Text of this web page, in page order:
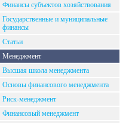
Финансы субъектов хозяйствования
Государственные и муниципальные
финансы
Статьи
Менеджмент
Высшая школа менеджмента
Основы финансового менеджмента
Риск-менеджмент
Финансовый менеджмент